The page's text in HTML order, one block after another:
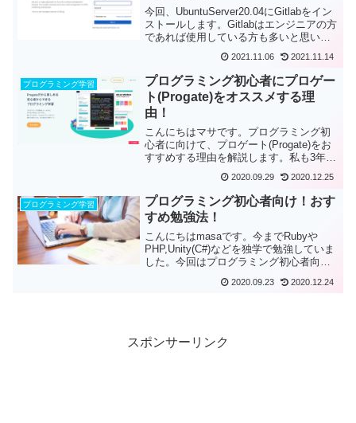
今回、UbuntuServer20.04にGitlabをイン
ストールします。Gitlabはエンジニアの方
であれば使用している方も多いと思いま
2021.11.06 2021.11.14
プログラミング学習
プログラミング初心者にプロゲー
ト(Progate)をオススメする理
由！
こんにちはマサです。プログラミング初
心者に向けて、プロゲート(Progate)をお
すすめする理由を解説します。私も3年前
にプロゲートを利用していました。本当
に素晴らしいサービスです...
2020.09.29 2020.12.25
プログラミング学習
プログラミング初心者向け！おす
すめ勉強法！
こんにちはmasaです。今までRubyや
PHP,Unity(C#)などを独学で勉強していま
した。今回はプログラミング初心者向け
勉強法をご紹介しま...2020.09.23 2020.12.24
スポンサーリンク